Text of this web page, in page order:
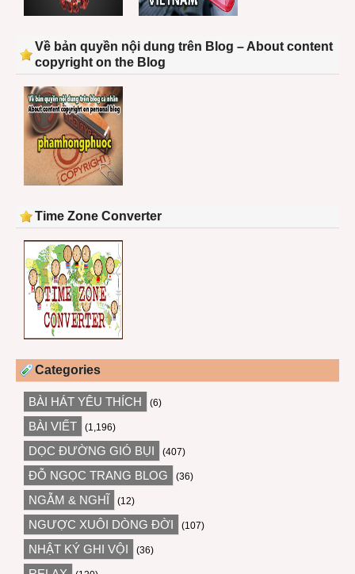
Về bản quyền nội dung trên Blog – About content
copyright on the Blog
Time Zone Converter
Categories
BÀI HÁT YÊU THÍCH (6)
BÀI VIẾT (1,196)
DỌC ĐƯỜNG GIÓ BỤI (407)
ĐỖ NGỌC TRANG BLOG (36)
NGẪM & NGHĨ (12)
NGƯỢC XUÔI DÒNG ĐỜI (107)
NHẬT KÝ GHI VỘI (36)